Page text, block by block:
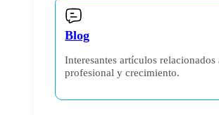
Blog
Interesantes artículos
profesional y crecimiento.